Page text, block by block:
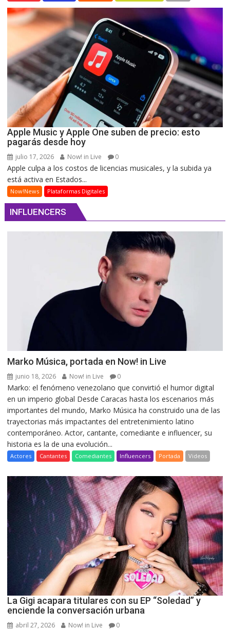
Apple Music y Apple One suben de precio: esto
pagarás desde hoy
julio 17, 2026 Now! in Live 0
Apple culpa a los costos de licencias musicales, y la subida ya
está activa en Estados...
Now!News Plataformas Digitales
INFLUENCERS
Marko Música, portada en Now! in Live
junio 18, 2026 Now! in Live 0
Marko: el fenómeno venezolano que convirtió el humor digital
en un imperio global Desde Caracas hasta los escenarios más
importantes del mundo, Marko Música ha construido una de las
trayectorias más impactantes del entretenimiento latino
contemporáneo. Actor, cantante, comediante e influencer, su
historia es la de una evolución...
Actores Cantantes Comediantes Influencers Portada Videos
La Gigi acapara titulares con su EP “Soledad” y
enciende la conversación urbana
abril 27, 2026 Now! in Live 0